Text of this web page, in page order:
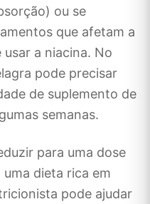
ou se
que afetam a
a niacina. No
pode precisar
de suplemento de
semanas.
para uma dose
dieta rica em
pode ajudar